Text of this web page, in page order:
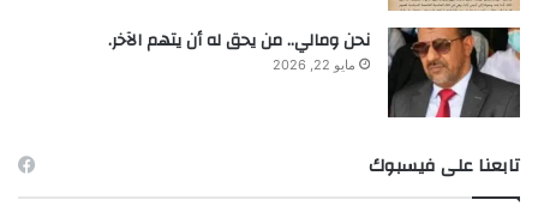
نحن ومالي.. من يحق له أن يتهم الآخر.
مايو 22, 2026
تابعنا على فيسبوك